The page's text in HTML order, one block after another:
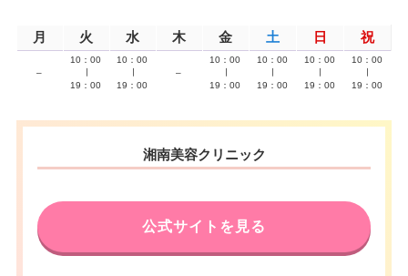
月 火 水 木 金 土 日 祝
–
10：00
19：00
10：00
19：00
–
10：00
19：00
10：00
19：00
10：00
19：00
10：00
19：00
湘南美容クリニック
公式サイトを見る